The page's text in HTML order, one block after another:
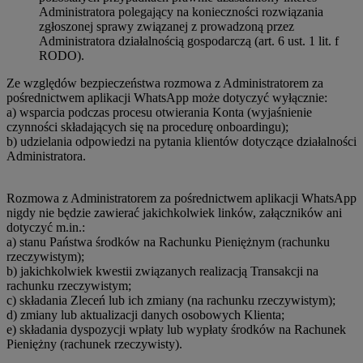
Administratora polegający na konieczności rozwiązania
zgłoszonej sprawy związanej z prowadzoną przez
Administratora działalnością gospodarczą (art. 6 ust. 1 lit. f
RODO).
Ze względów bezpieczeństwa rozmowa z Administratorem za
pośrednictwem aplikacji WhatsApp może dotyczyć wyłącznie:
a) wsparcia podczas procesu otwierania Konta (wyjaśnienie
czynności składających się na procedurę onboardingu);
b) udzielania odpowiedzi na pytania klientów dotyczące działalności
Administratora.
Rozmowa z Administratorem za pośrednictwem aplikacji WhatsApp
nigdy nie będzie zawierać jakichkolwiek linków, załączników ani
dotyczyć m.in.:
a) stanu Państwa środków na Rachunku Pieniężnym (rachunku
rzeczywistym);
b) jakichkolwiek kwestii związanych realizacją Transakcji na
rachunku rzeczywistym;
c) składania Zleceń lub ich zmiany (na rachunku rzeczywistym);
d) zmiany lub aktualizacji danych osobowych Klienta;
e) składania dyspozycji wpłaty lub wypłaty środków na Rachunek
Pieniężny (rachunek rzeczywisty).